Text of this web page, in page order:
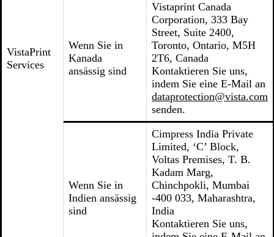
VistaPrint
Services
Wenn Sie in
Kanada
ansässig sind
Vistaprint Canada
Corporation, 333 Bay
Street, Suite 2400,
Toronto, Ontario, M5H
2T6, Canada
Kontaktieren Sie uns,
indem Sie eine E-Mail an
dataprotection@vista.com
senden.
Wenn Sie in
Indien ansässig
sind
Cimpress India Private
Limited, ‘C’ Block,
Voltas Premises, T. B.
Kadam Marg,
Chinchpokli, Mumbai
-400 033, Maharashtra,
India
Kontaktieren Sie uns,